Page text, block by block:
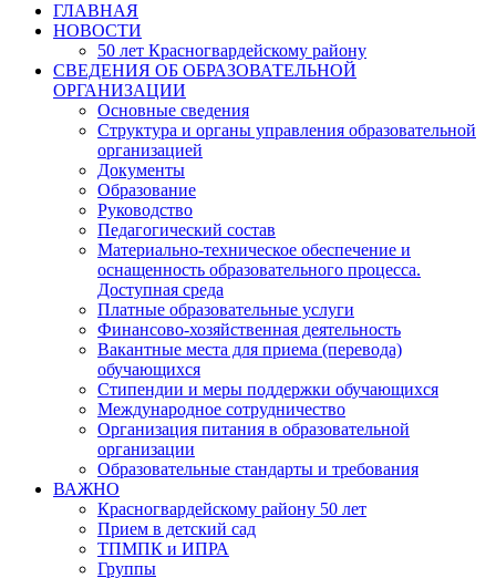
ГЛАВНАЯ
НОВОСТИ
50 лет Красногвардейскому району
СВЕДЕНИЯ ОБ ОБРАЗОВАТЕЛЬНОЙ
ОРГАНИЗАЦИИ
Основные сведения
Структура и органы управления образовательной
организацией
Документы
Образование
Руководство
Педагогический состав
Материально-техническое обеспечение и
оснащенность образовательного процесса.
Доступная среда
Платные образовательные услуги
Финансово-хозяйственная деятельность
Вакантные места для приема (перевода)
обучающихся
Стипендии и меры поддержки обучающихся
Международное сотрудничество
Организация питания в образовательной
организации
Образовательные стандарты и требования
ВАЖНО
Красногвардейскому району 50 лет
Прием в детский сад
ТПМПК и ИПРА
Группы